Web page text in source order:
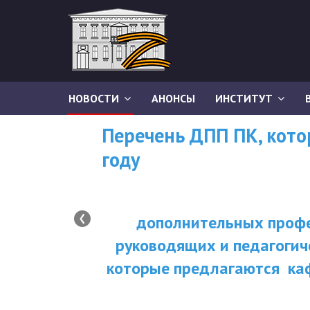
НОВОСТИ АНОНСЫ ИНСТИТУТ
Перечень ДПП ПК,
году
дополнительных
руководящих и
которые предлагаются
‹